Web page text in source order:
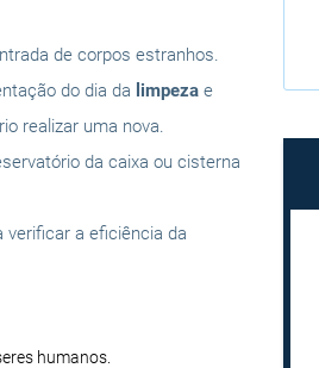
de corpos estranhos.
do dia da limpeza e
realizar uma nova.
da caixa ou cisterna
verificar a eficiência da
humanos.